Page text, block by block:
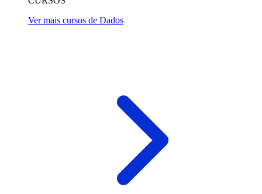
Ver mais cursos de Dados